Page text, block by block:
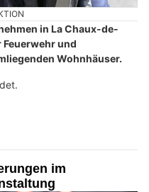
in La Chaux-de-
und
Wohnhäuser.
im